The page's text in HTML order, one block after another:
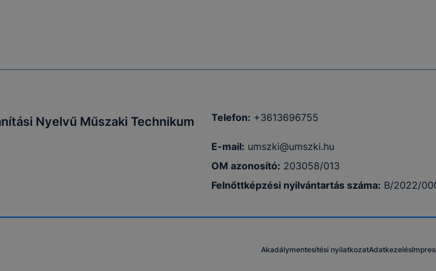
Nyelvű Műszaki Technikum Telefon: +3613696755
E-mail: umszki@umszki.hu
OM azonosító: 203058/013
Felnőttképzési nyilvántartás száma: B/2022/
Akadálymentesítési nyilatkozatAdatkezelés